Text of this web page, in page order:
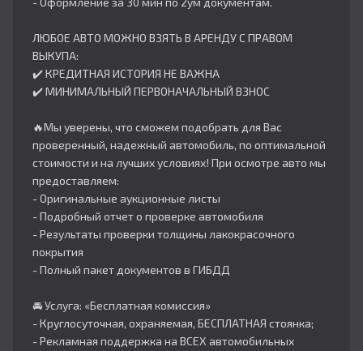
ЛЮБОЕ АВТО МОЖНО ВЗЯТЬ В АРЕНДУ С ПРАВОМ
ВЫКУПА:
✔️ КРЕДИТНАЯ ИСТОРИЯ НЕ ВАЖНА
✔️ МИНИМАЛЬНЫЙ ПЕРВОНАЧАЛЬНЫЙ ВЗНОС
🔥Мы уверены, что сможем подобрать для Вас
проверенный, надежный автомобиль, по оптимальной
стоимости и на лучших условиях! При осмотре авто мы
предоставляем:
- Оригинальные аукционные листы
- Подробный отчет о проверке автомобиля
- Результаты проверки толщины лакокрасочного
покрытия
- Полный пакет документов в ГИБДД
🚘 Услуга: «Бесплатная комиссия»
- Круглосуточная, охраняемая, БЕСПЛАТНАЯ стоянка;
- Рекламная поддержка на ВСЕХ автомобильных